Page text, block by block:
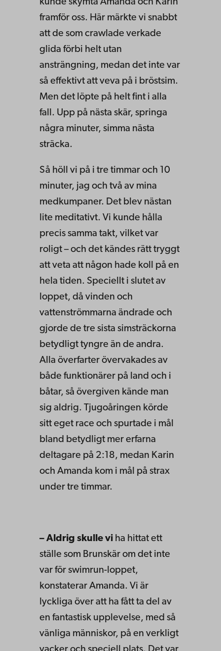
kunde skymta Amanda och Karin
framför oss. Här märkte vi snabbt
att de som crawlade verkade
glida förbi helt utan
ansträngning, medan det inte var
så effektivt att veva på i bröstsim.
Men det löpte på helt fint i alla
fall. Upp på nästa skär, springa
några minuter, simma nästa
sträcka.
Så höll vi på i tre timmar och 10
minuter, jag och två av mina
medkumpaner. Det blev nästan
lite meditativt. Vi kunde hålla
precis samma takt, vilket var
roligt – och det kändes rätt tryggt
att veta att någon hade koll på en
hela tiden. Speciellt i slutet av
loppet, då vinden och
vattenströmmarna ändrade och
gjorde de tre sista simsträckorna
betydligt tyngre än de andra.
Alla överfarter övervakades av
både funktionärer på land och i
båtar, så övergiven kände man
sig aldrig. Tjugoåringen körde
sitt eget race och spurtade i mål
bland betydligt mer erfarna
deltagare på 2:18, medan Karin
och Amanda kom i mål på strax
under tre timmar.
– Aldrig skulle vi ha hittat ett
ställe som Brunskär om det inte
var för swimrun-loppet,
konstaterar Amanda. Vi är
lyckliga över att ha fått ta del av
en fantastisk upplevelse, med så
vänliga människor, på en verkligt